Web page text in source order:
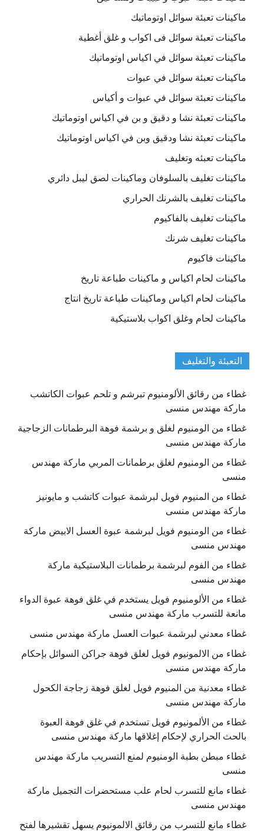
ماكينات تعبئة سوائل اوتوماتيك
ماكينات تعبئة سوائل فى اكواب و غلق أغطية
ماكينات تعبئة سوائل في اكياس اوتوماتيك
ماكينات تعبئة سوائل في عبوات
ماكينات تعبئة سوائل في عبوات و أكياس
ماكينات تعبئة نشا و دقيق و بن في اكياس اوتوماتيك
ماكينات تعبئة نشا ودقيق وبن في اكياس اوتوماتيك
ماكينات تعبئه وتغليف
ماكينات تغليف بالسلوفان وماكينات لصق ليبل دائري
ماكينات تغليف بالشرنك الحراري
ماكينات تغليف بالفاكيوم
ماكينات تغليف شرنك
ماكينات فاكيوم
ماكينات لحام اكياس و ماكينات طباعة تاريخ
ماكينات لحام اكياس وماكينات طباعة تاريخ انتاج
ماكينات لحام وغلق اكواب بلاستيكية
التعبئة والتغليف
غطاء من رقائق الألومنيوم تبرشم و تلحم عبوات الكاتشب
ماركة مهندس منسى
غطاء من الومنيوم لغلق و برشمة فوهة البرطمانات الزجاجية
ماركة مهندس منسى
غطاء من الومنيوم لغلق برطمانات المربي ماركة مهندس
منسى
غطاء من المنيوم فويل لبرشمة عبوات كاتشب و مايونيز
ماركة مهندس منسى
غطاء من الومنيوم فويل لبرشمة عبوة العسل الابيض ماركة
مهندس منسى
غطاء من الفوم لبرشمة برطمانات البلاستيكية ماركة
مهندس منسى
غطاء من الألومنيوم فويل يستخدم في غلق فوهة عبوة الدواء
مانعة للتسرب ماركة مهندس منسى
غطاء معدني لبرشمة عبوات العسل ماركة مهندس منسى
غطاء من الالمونيوم فويل لغلق فوهة جراكن السوائل بإحكام
ماركة مهندس منسى
غطاء معدنية من المنيوم فويل لغلق فوهة زجاجة الكحول
ماركة مهندس منسى
غطاء من الألمونيوم فويل تستخدم في غلق فوهة العبوة
بالحث الحراري لإحكام إغلاقها ماركة مهندس منسى
غطاء مبطن بطبة الومنيوم لمنع التسريب ماركة مهندس
منسى
غطاء مانع للتسرب لحام علب مستحضرات التجميل ماركة
مهندس منسى
غطاء مانع للتسرب من رقائق الالمونيوم يسهل تقشيرها لفتح